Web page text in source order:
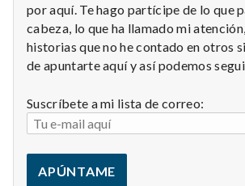
por aquí. Te hago partícipe de lo que
cabeza, lo que ha llamado mi
historias que no he contado en otros
de apuntarte aquí y así podemos
Suscríbete a mi lista de correo: